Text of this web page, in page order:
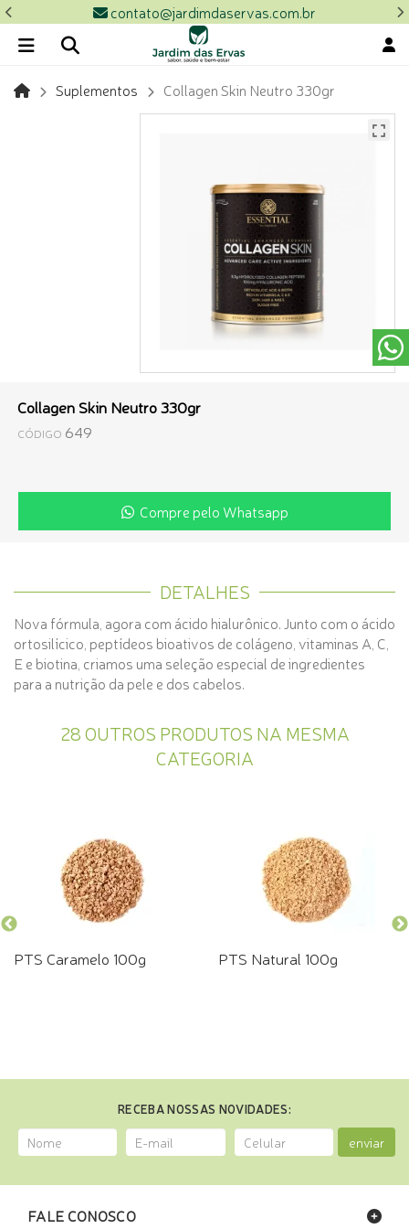
contato@jardimdaservas.com.br
Suplementos Collagen Skin Neutro 330gr
Collagen Skin Neutro 330gr
CÓDIGO 649
Compre pelo Whatsapp
DETALHES
Nova fórmula, agora com ácido hialurônico. Junto com o ácido
ortosilícico, peptídeos bioativos de colágeno, vitaminas A, C,
E e biotina, criamos uma seleção especial de ingredientes
para a nutrição da pele e dos cabelos.
28 OUTROS PRODUTOS NA MESMA
CATEGORIA
PTS Caramelo 100g PTS Natural 100g
RECEBA NOSSAS NOVIDADES:
enviar
FALE CONOSCO